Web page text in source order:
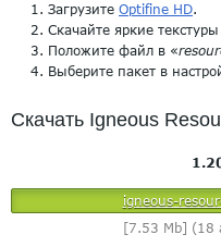
Загрузите Optifine HD.
Скачайте яркие
Положите файл в «
Выберите пакет в
Скачать Igneous
igneous-
[7.53 Mb] (18